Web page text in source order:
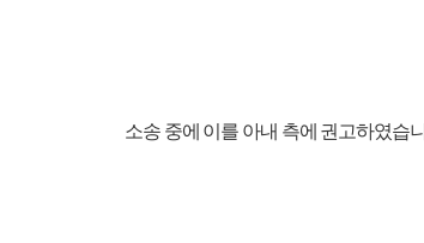
소송 중에 이를 아내 측에 권고하였습